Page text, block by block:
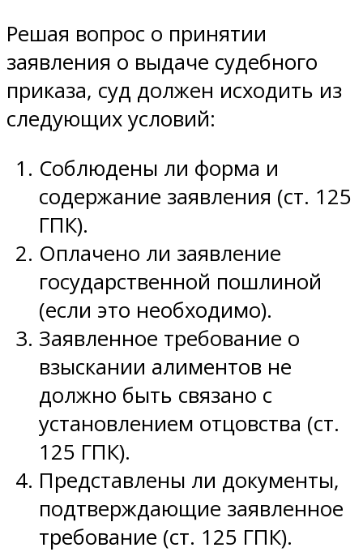
Решая вопрос о принятии
заявления о выдаче судебного
приказа, суд должен исходить из
следующих условий:
Соблюдены ли форма и
содержание заявления (ст. 125
ГПК).
Оплачено ли заявление
государственной пошлиной
(если это необходимо).
Заявленное требование о
взыскании алиментов не
должно быть связано с
установлением отцовства (ст.
125 ГПК).
Представлены ли документы,
подтверждающие заявленное
требование (ст. 125 ГПК).